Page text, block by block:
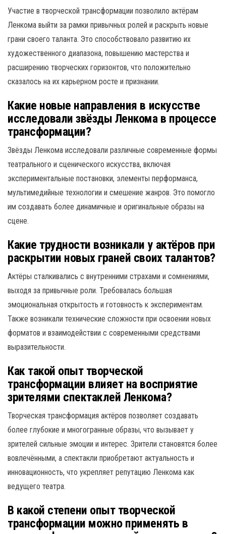
Участие в творческой трансформации позволило актёрам
Ленкома выйти за рамки привычных ролей и раскрыть новые
грани своего таланта. Это способствовало развитию их
художественного диапазона, повышению мастерства и
расширению творческих горизонтов, что положительно
сказалось на их карьерном росте и признании.
Какие новые направления в искусстве
исследовали звёзды Ленкома в процессе
трансформации?
Звёзды Ленкома исследовали различные современные формы
театрального и сценического искусства, включая
экспериментальные постановки, элементы перформанса,
мультимедийные технологии и смешение жанров. Это помогло
им создавать более динамичные и оригинальные образы на
сцене.
Какие трудности возникали у актёров при
раскрытии новых граней своих талантов?
Актёры сталкивались с внутренними страхами и сомнениями,
выходя за привычные роли. Требовалась большая
эмоциональная открытость и готовность к экспериментам.
Также возникали технические сложности при освоении новых
форматов и взаимодействии с современными средствами
выразительности.
Как такой опыт творческой
трансформации влияет на восприятие
зрителями спектаклей Ленкома?
Творческая трансформация актёров позволяет создавать
более глубокие и многогранные образы, что вызывает у
зрителей сильные эмоции и интерес. Зрители становятся более
вовлечёнными, а спектакли приобретают актуальность и
инновационность, что укрепляет репутацию Ленкома как
ведущего театра.
В какой степени опыт творческой
трансформации можно применять в